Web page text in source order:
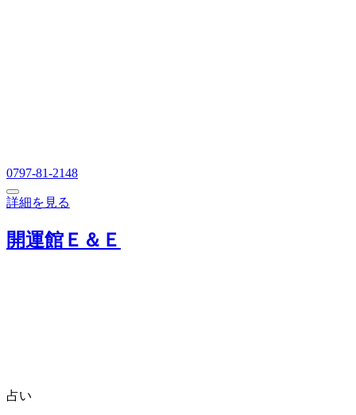
0797-81-2148
詳細を見る
開運館Ｅ＆Ｅ
占い